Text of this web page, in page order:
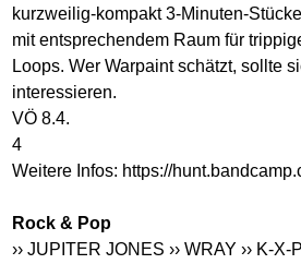
kurzweilig-kompakt 3-Minuten-
mit entsprechendem Raum für
Loops. Wer Warpaint schätzt, sollte
interessieren.
VÖ 8.4.
4
Weitere Infos: https://
Rock & Pop
›› JUPITER JONES ›› WRAY ›› K-X-P